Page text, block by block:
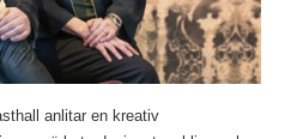
anlitar en kreativ